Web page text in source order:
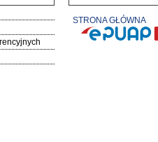
STRONA GŁÓWNA